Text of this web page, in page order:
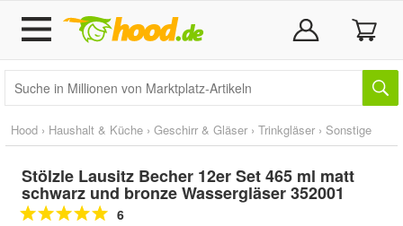
Hood › Haushalt & Küche › Geschirr & Gläser › Trinkgläser › Sonstige
Stölzle Lausitz Becher 12er Set 465 ml matt
schwarz und bronze Wassergläser 352001
6